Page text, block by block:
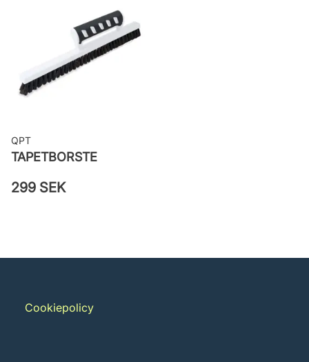
Leverantörens artikelnummer:
65105
QPT
TAPETBORSTE
299 SEK
Cookiepolicy